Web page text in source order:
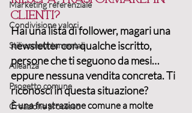
Marketing referenziale
Condivisione valori
Stili comportamentali
Alleanza
Progetto comune
Creazione processo
clienti?
Hai una lista di follower, magari una
newsletter con qualche iscritto,
persone che ti seguono da mesi…
eppure nessuna vendita concreta. Ti
riconosci in questa situazione?
È una frustrazione comune a molte